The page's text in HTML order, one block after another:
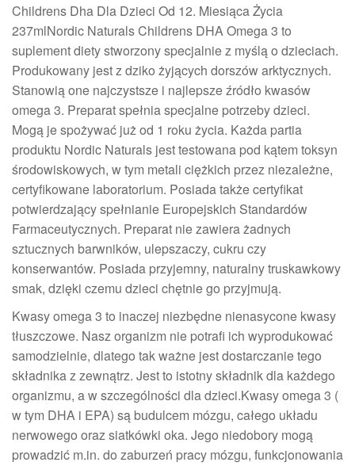
Childrens Dha Dla Dzieci Od 12. Miesiąca Życia
237mlNordic Naturals Childrens DHA Omega 3 to
suplement diety stworzony specjalnie z myślą o dzieciach.
Produkowany jest z dziko żyjących dorszów arktycznych.
Stanowią one najczystsze i najlepsze źródło kwasów
omega 3. Preparat spełnia specjalne potrzeby dzieci.
Mogą je spożywać już od 1 roku życia. Każda partia
produktu Nordic Naturals jest testowana pod kątem toksyn
środowiskowych, w tym metali ciężkich przez niezależne,
certyfikowane laboratorium. Posiada także certyfikat
potwierdzający spełnianie Europejskich Standardów
Farmaceutycznych. Preparat nie zawiera żadnych
sztucznych barwników, ulepszaczy, cukru czy
konserwantów. Posiada przyjemny, naturalny truskawkowy
smak, dzięki czemu dzieci chętnie go przyjmują.
Kwasy omega 3 to inaczej niezbędne nienasycone kwasy
tłuszczowe. Nasz organizm nie potrafi ich wyprodukować
samodzielnie, dlatego tak ważne jest dostarczanie tego
składnika z zewnątrz. Jest to istotny składnik dla każdego
organizmu, a w szczególności dla dzieci.Kwasy omega 3 (
w tym DHA i EPA) są budulcem mózgu, całego układu
nerwowego oraz siatkówki oka. Jego niedobory mogą
prowadzić m.in. do zaburzeń pracy mózgu, funkcjonowania